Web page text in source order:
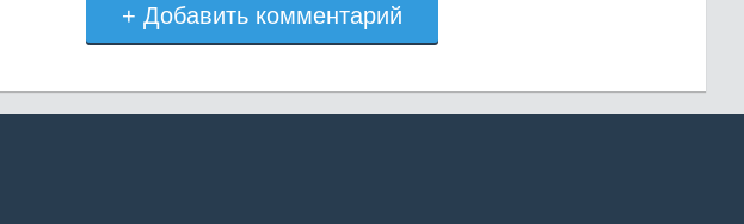
+ Добавить комментарий